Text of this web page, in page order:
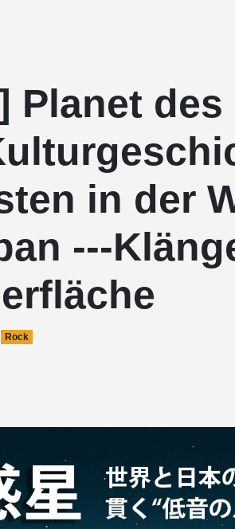
Planet des
in der
---
Rock